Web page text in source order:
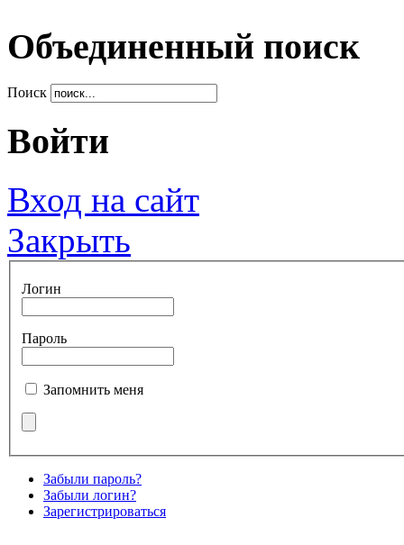
Объединенный поиск
Поиск
Войти
Вход на сайт
Закрыть
Логин
Пароль
Запомнить меня
Забыли пароль?
Забыли логин?
Зарегистрироваться